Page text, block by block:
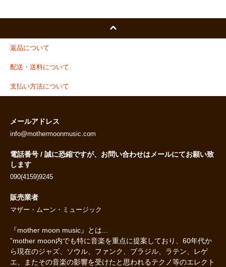
返品について
配送・送料について
支払い方法について
メールアドレス
info@mothermoonmusic.com
電話番号 / 誠に恐縮ですが、お問い合わせはメールにてお願い致
します
090(4159)9245
販売業者
マザー・ムーン・ミュージック
『mother moon music』とは...
”mother moon内でも特に音楽を重点に提案しており、60年代か
ら現在のジャズ、ソウル、ファンク、ブラジル、ラテン、レゲ
エ、またその音楽の影響を受けたと思われるテクノ等のエレクト